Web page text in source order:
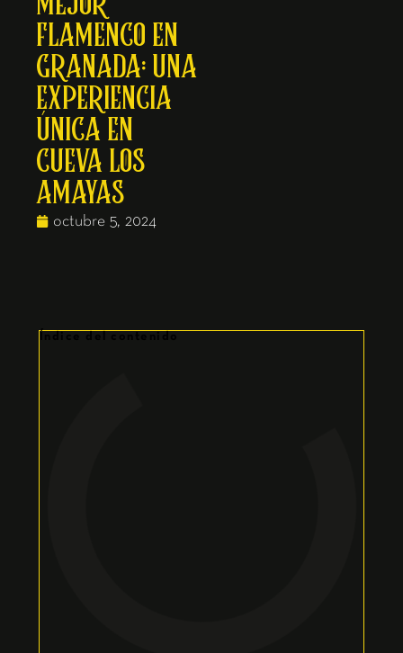
FLAMENCO EN
GRANADA: UNA
EXPERIENCIA
ÚNICA EN
CUEVA LOS
AMAYAS
octubre 5, 2024